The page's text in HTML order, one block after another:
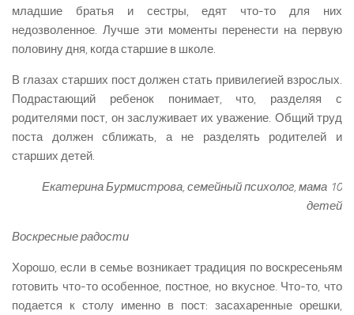
младшие братья и сестры, едят что-то для них
недозволенное. Лучше эти моменты перенести на первую
половину дня, когда старшие в школе.
В глазах старших пост должен стать привилегией взрослых.
Подрастающий ребенок понимает, что, разделяя с
родителями пост, он заслуживает их уважение. Общий труд
поста должен сближать, а не разделять родителей и
старших детей.
Екатерина Бурмистрова, семейный психолог, мама 10
детей
Воскресные радости
Хорошо, если в семье возникает традиция по воскресеньям
готовить что-то особенное, постное, но вкусное. Что-то, что
подается к столу именно в пост: засахаренные орешки,